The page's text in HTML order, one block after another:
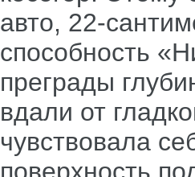
авто, 22-
способность
преграды
вдали от
чувствовала